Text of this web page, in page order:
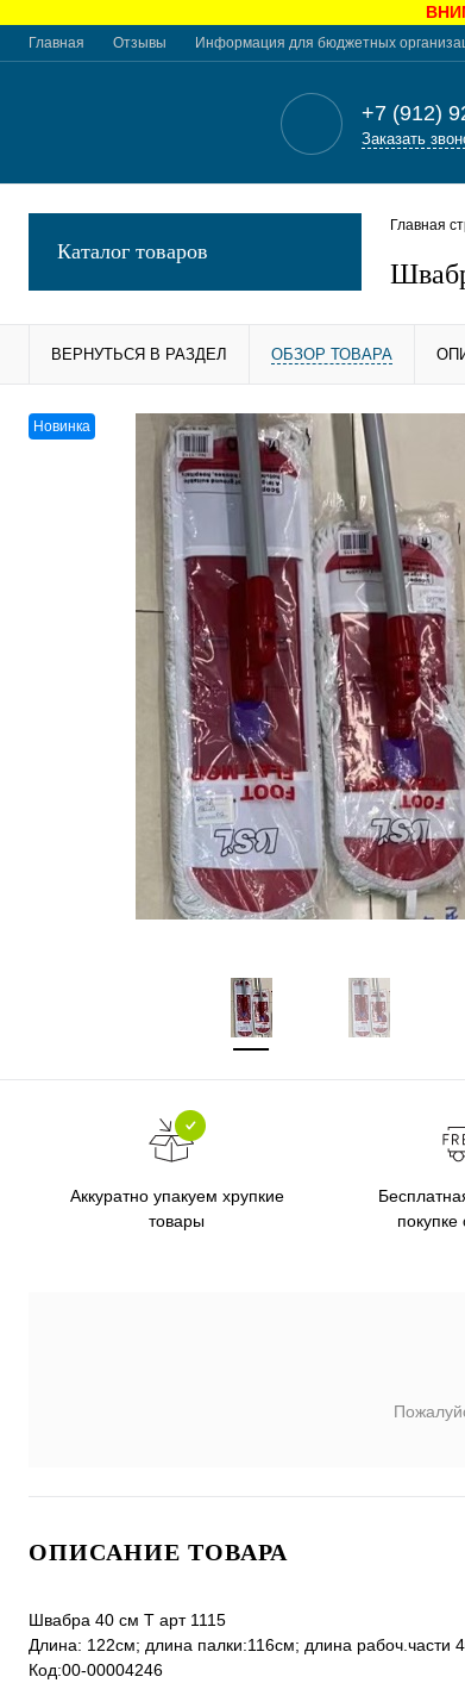
Главная Отзывы Информация для бюджетных
+7 (912)
Заказать
Каталог товаров
Главная
ВЕРНУТЬСЯ В РАЗДЕЛ ОБЗОР ТОВАРА
Новинка
Аккуратно упакуем хрупкие
товары
покупке
ОПИСАНИЕ ТОВАРА
Швабра 40 см Т арт 1115
Длина: 122см; длина палки:116см; длина рабоч.части
Код:00-00004246